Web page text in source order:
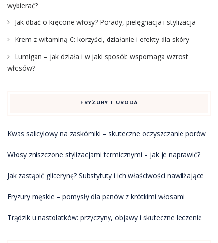
wybierać?
Jak dbać o kręcone włosy? Porady, pielęgnacja i stylizacja
Krem z witaminą C: korzyści, działanie i efekty dla skóry
Lumigan – jak działa i w jaki sposób wspomaga wzrost
włosów?
FRYZURY I URODA
Kwas salicylowy na zaskórniki – skuteczne oczyszczanie porów
Włosy zniszczone stylizacjami termicznymi – jak je naprawić?
Jak zastąpić glicerynę? Substytuty i ich właściwości nawilżające
Fryzury męskie – pomysły dla panów z krótkimi włosami
Trądzik u nastolatków: przyczyny, objawy i skuteczne leczenie